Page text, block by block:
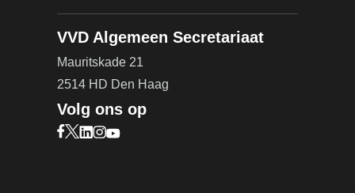
VVD Algemeen Secretariaat
Mauritskade 21
2514 HD Den Haag
Volg ons op
Bezoek onze Facebook pagina (opent in nieuw
Bezoek onze X pagina (opent in nieuw tabblad)
Bezoek onze LinkedIn pagina (opent in nieuw
Bezoek onze Instagram pagina (opent in
Bezoek onze YouTube pagina (opent in